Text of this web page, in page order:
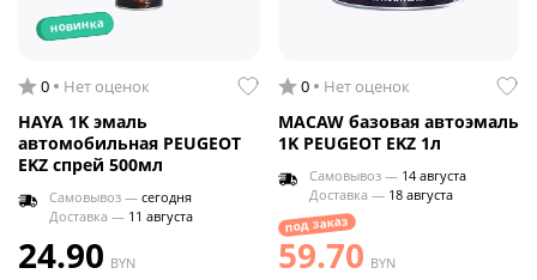
новинка
0 Нет оценок
HAYA 1K эмаль
автомобильная PEUGEOT
EKZ спрей 500мл
Самовывоз — сегодня
Доставка — 11 августа
24.90 BYN
0 Нет оценок
MACAW базовая автоэмаль
1K PEUGEOT EKZ 1л
Самовывоз — 14 августа
Доставка — 18 августа
под заказ
59.70 BYN